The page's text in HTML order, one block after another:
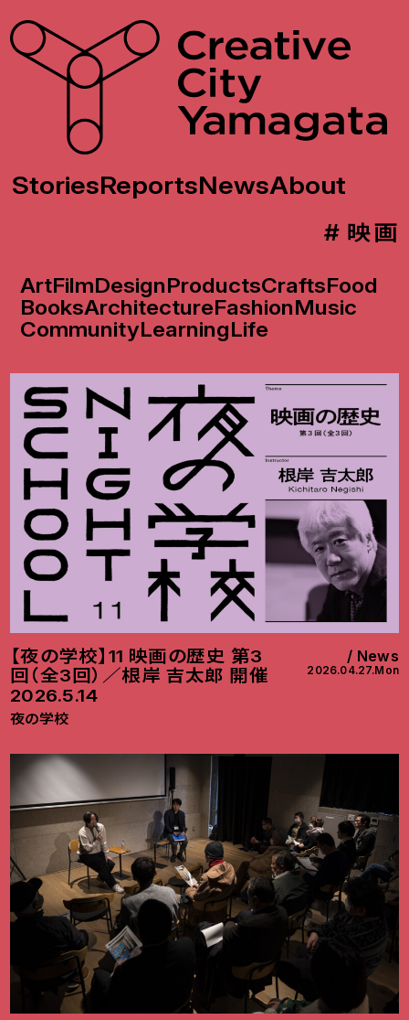
StoriesReportsNewsAbout
# 映画
ArtFilmDesignProductsCraftsFood
BooksArchitectureFashionMusic
CommunityLearningLife
【夜の学校】11 映画の歴史 第3
回（全3回）／根岸 吉太郎 開催
2026.5.14
夜の学校
News
2026.04.27.Mon